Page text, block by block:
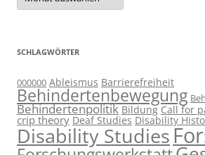
SCHLAGWÖRTER
000000 Ableismus Barrierefreiheit
Behindertenbewegung
Behindertenpolitik Bildung Call for
crip theory Deaf Studies Disability
Disability Studies